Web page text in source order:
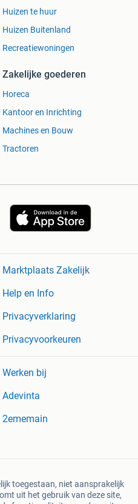
Huizen te huur
Huizen Buitenland
Recreatiewoningen
Zakelijke goederen
Horeca
Kantoor en Inrichting
Machines en Bouw
Tractoren
Marktplaats Zakelijk
Help en Info
Privacyverklaring
Privacyvoorkeuren
Werken bij
Adevinta
2ememain
toegestaan, niet aansprakelijk
uit het gebruik van deze site,